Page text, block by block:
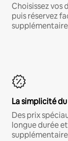
Choisissez vos
puis réservez
La simplicité
Des prix
longue durée